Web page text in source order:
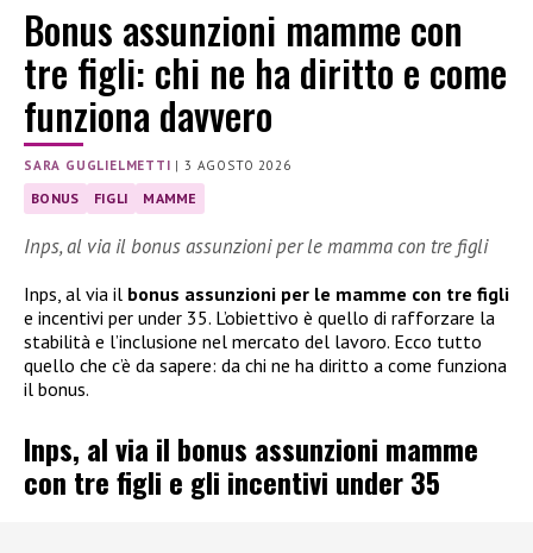
Bonus assunzioni mamme con
tre figli: chi ne ha diritto e come
funziona davvero
SARA GUGLIELMETTI |3 AGOSTO 2026
BONUS FIGLI MAMME
Inps, al via il bonus assunzioni per le mamma con tre figli
Inps, al via il bonus assunzioni per le mamme con tre figli
e incentivi per under 35. L’obiettivo è quello di rafforzare la
stabilità e l’inclusione nel mercato del lavoro. Ecco tutto
quello che c’è da sapere: da chi ne ha diritto a come funziona
il bonus.
Inps, al via il bonus assunzioni mamme
con tre figli e gli incentivi under 35